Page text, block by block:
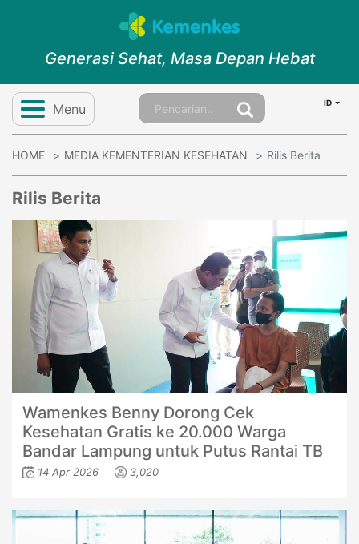
Generasi Sehat, Masa Depan Hebat
Menu ID
HOME MEDIA KEMENTERIAN KESEHATAN Rilis Berita
Rilis Berita
Wamenkes Benny Dorong Cek
Kesehatan Gratis ke 20.000 Warga
Bandar Lampung untuk Putus Rantai TB
14 Apr 2026 3,020